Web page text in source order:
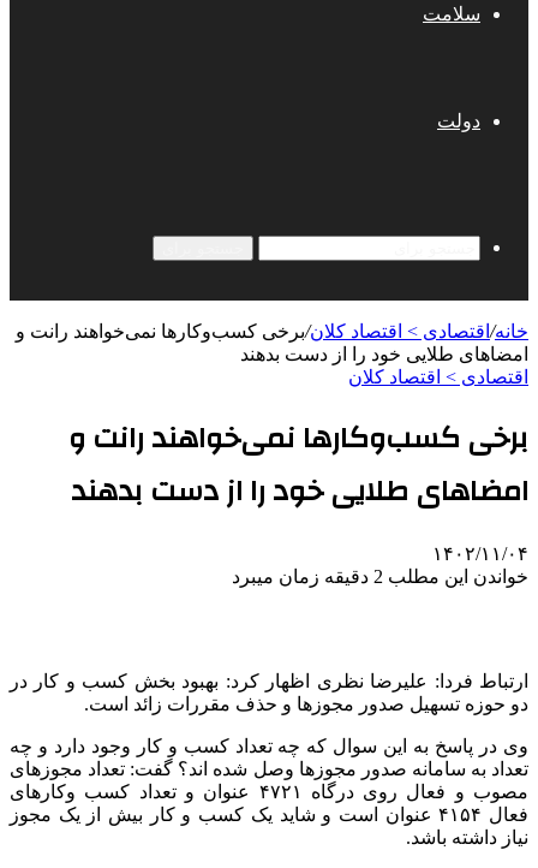
سلامت
دولت
خانه/ اقتصادی > اقتصاد کلان/برخی کسب‌وکارها نمی‌خواهند رانت و
امضاهای طلایی خود را از دست بدهند
اقتصادی > اقتصاد کلان
برخی کسب‌وکارها نمی‌خواهند رانت و
امضاهای طلایی خود را از دست بدهند
۱۴۰۲/۱۱/۰۴
خواندن این مطلب 2 دقیقه زمان میبرد
ارتباط فردا: علیرضا نظری اظهار کرد: بهبود بخش کسب و کار در
دو حوزه تسهیل صدور مجوزها و حذف مقررات زائد است.
وی در پاسخ به این سوال که چه تعداد کسب و کار وجود دارد و چه
تعداد به سامانه صدور مجوزها وصل شده اند؟ گفت: تعداد مجوزهای
مصوب و فعال روی درگاه ۴۷۲۱ عنوان و تعداد کسب وکارهای
فعال ۴۱۵۴ عنوان است و شاید یک کسب و کار بیش از یک مجوز
نیاز داشته باشد.